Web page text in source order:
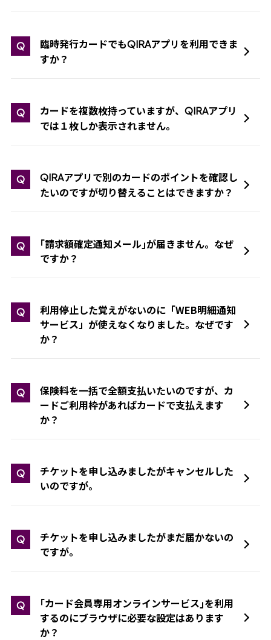
Q 臨時発行カードでもQIRAアプリを利用できま
すか？
Q カードを複数枚持っていますが、 QIRAアプリ
では１枚しか表示されません。
Q QIRAアプリで別のカードのポイントを確認し
たいのですが切り替えることはできますか？
Q
｢請求額確定通知メール｣が届きません。なぜ
ですか？
Q
利用停止した覚えがないのに「WEB明細通知
サービス」が使えなくなりました。なぜです
か？
Q
保険料を一括で全額支払いたいのですが、カ
ードご利用枠があればカードで支払えます
か？
Q
チケットを申し込みましたがキャンセルした
いのですが。
Q
チケットを申し込みましたがまだ届かないの
ですが。
Q
｢カード会員専用オンラインサービス｣を利用
するのにブラウザに必要な設定はあります
か？